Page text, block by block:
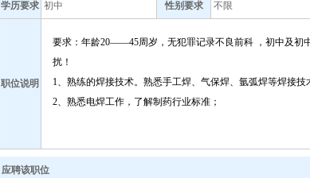
学历要求 初中 性别要求 不限
职位说明
要求：年龄20——45周岁，无犯罪记录不良前科 ，初中及初
扰！
1、熟练的焊接技术。熟悉手工焊、气保焊、氩弧焊等焊接技
2、熟悉电焊工作，了解制药行业标准；
应聘该职位